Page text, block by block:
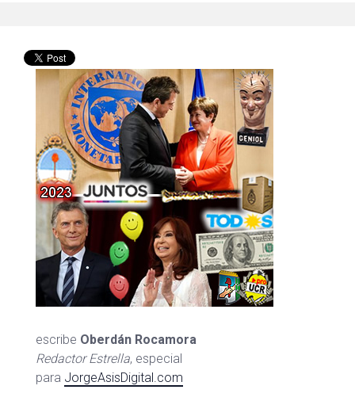
escribe Oberdán Rocamora
Redactor Estrella, especial
para JorgeAsisDigital.com